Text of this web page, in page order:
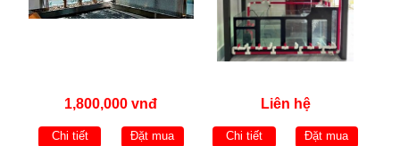
1,800,000 vnđ
Chi tiết Đặt mua
Liên hệ
Chi tiết Đặt mua